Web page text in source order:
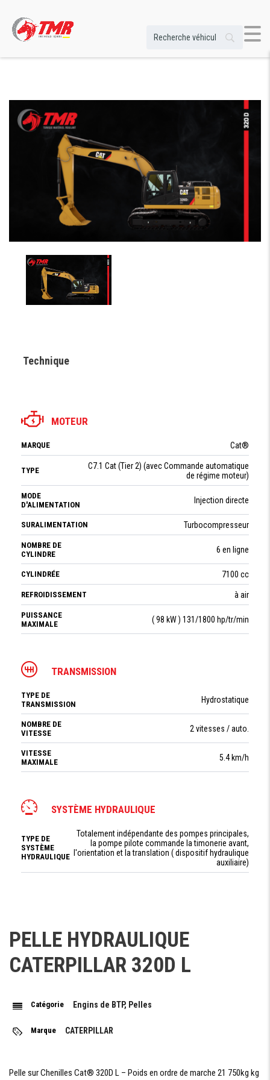
Technique
MOTEUR
MARQUE Cat®
TYPE
C7.1 Cat (Tier 2) (avec Commande automatique
de régime moteur)
MODE
D'ALIMENTATION
Injection directe
SURALIMENTATION Turbocompresseur
NOMBRE DE
CYLINDRE
6 en ligne
CYLINDRÉE 7100 cc
REFROIDISSEMENT à air
PUISSANCE
MAXIMALE
( 98 kW ) 131/1800 hp/tr/min
TRANSMISSION
TYPE DE
TRANSMISSION
Hydrostatique
NOMBRE DE
VITESSE
2 vitesses / auto.
VITESSE
MAXIMALE
5.4 km/h
SYSTÈME HYDRAULIQUE
TYPE DE
SYSTÈME
HYDRAULIQUE
Totalement indépendante des pompes principales,
la pompe pilote commande la timonerie avant,
l'orientation et la translation ( dispositif hydraulique
auxiliaire)
PERFORMANCES
MARCHE
CAVAGE
PELLE HYDRAULIQUE
CATERPILLAR 320D L
Catégorie Engins de BTP, Pelles
Marque CATERPILLAR
Pelle sur Chenilles Cat® 320D L – Poids en ordre de marche 21 750kg kg